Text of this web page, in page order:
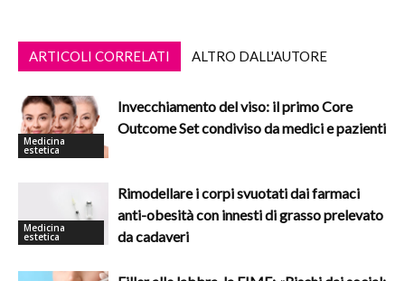
ARTICOLI CORRELATI ALTRO DALL'AUTORE
Medicina
estetica
Invecchiamento del viso: il primo Core
Outcome Set condiviso da medici e pazienti
Medicina
estetica
Rimodellare i corpi svuotati dai farmaci
anti-obesità con innesti di grasso prelevato
da cadaveri